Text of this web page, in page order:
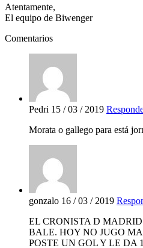
Atentamente,
El equipo de Biwenger
Comentarios
Pedri 15 / 03 / 2019
Morata o gallego para está
gonzalo 16 / 03 / 2019
EL CRONISTA D
BALE. HOY NO JUGO
POSTE UN GOL Y LE DA